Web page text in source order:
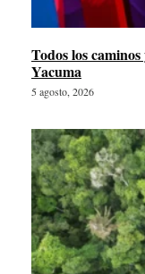
Todos los
Yacuma
5 agosto, 2026